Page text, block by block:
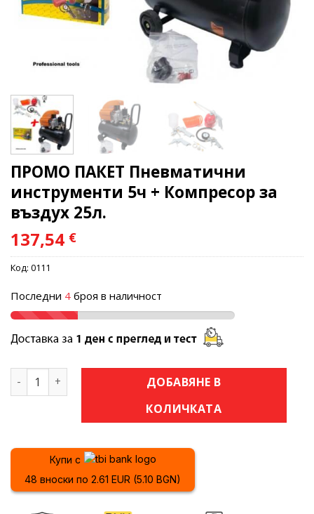
ПРОМО ПАКЕТ Пневматични
инструменти 5ч + Компресор за
въздух 25л.
137,54 €
Код: 0111
Последни 4 броя в наличност
количество за ПРОМО ПАКЕТ Пневматични
ДОБАВЯНЕ В
КОЛИЧКАТА
Купи с
48 вноски по 2.61 EUR (5.10 BGN)